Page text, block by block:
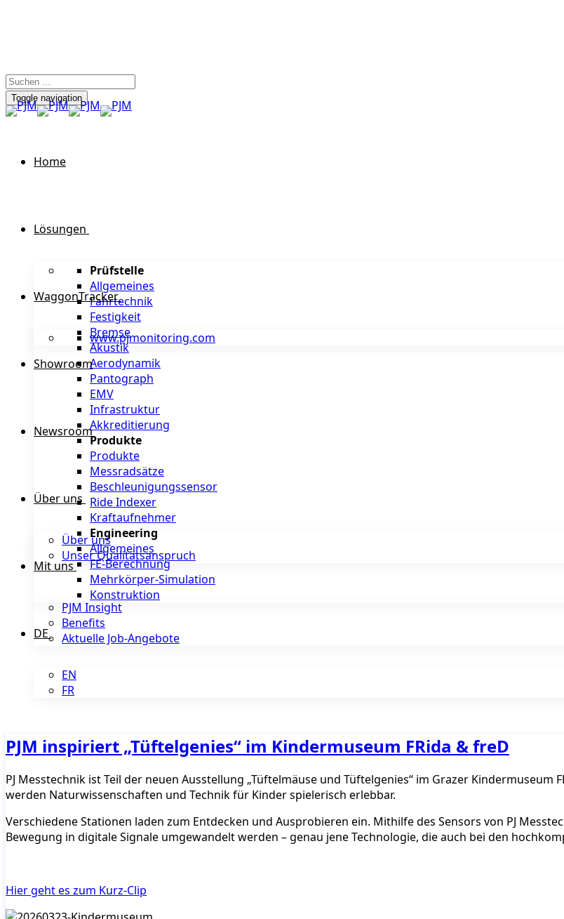
Toggle navigation
Home
Lösungen
Prüfstelle
Allgemeines
Fahrtechnik
Festigkeit
Bremse
Akustik
Aerodynamik
Pantograph
EMV
Infrastruktur
Akkreditierung
Produkte
Produkte
Messradsätze
Beschleunigungssensor
Ride Indexer
Kraftaufnehmer
Engineering
Allgemeines
FE-Berechnung
Mehrkörper-Simulation
Konstruktion
WaggonTracker
www.pjmonitoring.com
Showroom
Newsroom
Über uns
Über uns
Unser Qualitätsanspruch
Mit uns
PJM Insight
Benefits
Aktuelle Job-Angebote
DE
EN
FR
PJM inspiriert „Tüftelgenies“ im Kindermuseum FRida & freD
PJ Messtechnik ist Teil der neuen Ausstellung „Tüftelmäuse und Tüftelgenies“ im Grazer Kindermuseum
werden Naturwissenschaften und Technik für Kinder spielerisch erlebbar.
Verschiedene Stationen laden zum Entdecken und Ausprobieren ein. Mithilfe des Sensors von PJ
Bewegung in digitale Signale umgewandelt werden – genau jene Technologie, die auch bei den
Hier geht es zum Kurz-Clip